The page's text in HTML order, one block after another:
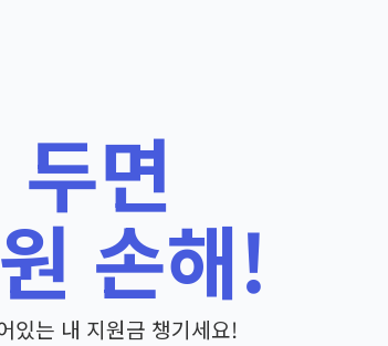
면
손해!
있는 내 지원금 챙기세요!